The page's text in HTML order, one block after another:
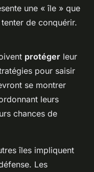
une « île » que
de conquérir.
protéger leur
pour saisir
se montrer
leurs
chances de
îles impliquent
Les